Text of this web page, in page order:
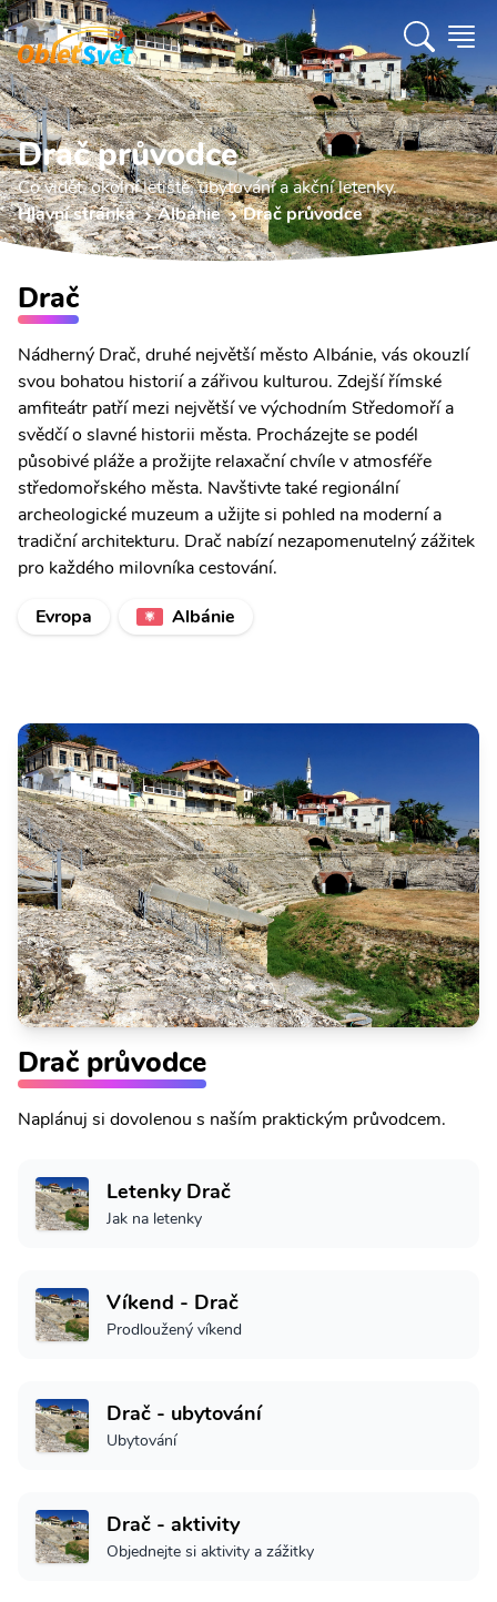
Drač průvodce
Co vidět, okolní letiště, ubytování a akční letenky.
Hlavní stránka
Albánie Drač průvodce
Drač
Nádherný Drač, druhé největší město Albánie, vás okouzlí
svou bohatou historií a zářivou kulturou. Zdejší římské
amfiteátr patří mezi největší ve východním Středomoří a
svědčí o slavné historii města. Procházejte se podél
působivé pláže a prožijte relaxační chvíle v atmosféře
středomořského města. Navštivte také regionální
archeologické muzeum a užijte si pohled na moderní a
tradiční architekturu. Drač nabízí nezapomenutelný zážitek
pro každého milovníka cestování.
Evropa
Albánie
Drač průvodce
Naplánuj si dovolenou s naším praktickým průvodcem.
Letenky Drač
Jak na letenky
Víkend - Drač
Prodloužený víkend
Drač - ubytování
Ubytování
Drač - aktivity
Objednejte si aktivity a zážitky